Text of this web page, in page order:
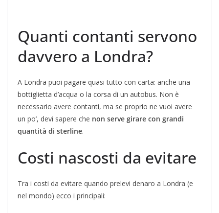
Quanti contanti servono
davvero a Londra?
A Londra puoi pagare quasi tutto con carta: anche una
bottiglietta d’acqua o la corsa di un autobus. Non è
necessario avere contanti, ma se proprio ne vuoi avere
un po’, devi sapere che non serve girare con grandi
quantità di sterline.
Costi nascosti da evitare
Tra i costi da evitare quando prelevi denaro a Londra (e
nel mondo) ecco i principali: